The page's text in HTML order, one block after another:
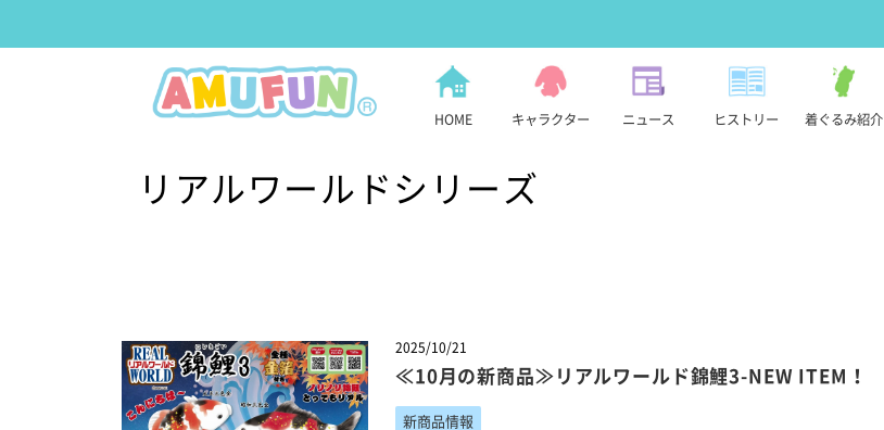
HOME キャラクター ニュース ヒストリー 着ぐるみ紹介
リアルワールドシリーズ
2025/10/21
≪10月の新商品≫リアルワールド錦鯉3-NEW ITEM！
新商品情報